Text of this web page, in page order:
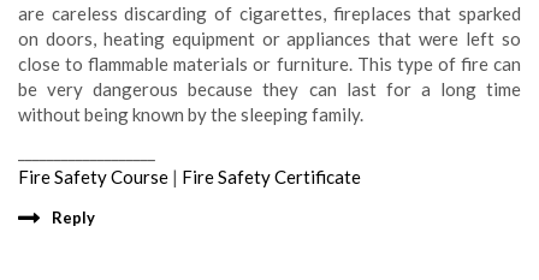
are careless discarding of cigarettes, fireplaces that sparked
on doors, heating equipment or appliances that were left so
close to flammable materials or furniture. This type of fire can
be very dangerous because they can last for a long time
without being known by the sleeping family.
Fire Safety Course | Fire Safety Certificate
Reply